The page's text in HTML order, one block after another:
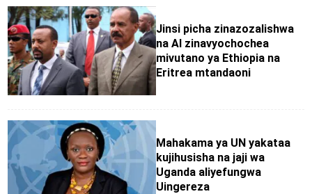
Jinsi picha zinazozalishwa
na AI zinavyochochea
mivutano ya Ethiopia na
Eritrea mtandaoni
Mahakama ya UN yakataa
kujihusisha na jaji wa
Uganda aliyefungwa
Uingereza